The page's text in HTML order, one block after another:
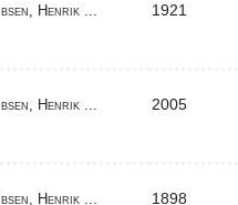
Ibsen, Henrik ... 1921
Ibsen, Henrik ... 2005
Ibsen, Henrik ... 1898